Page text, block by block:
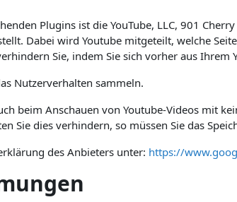
Plugins ist die YouTube, LLC, 901
Dabei wird Youtube mitgeteilt, welche
Sie, indem Sie sich vorher aus Ihrem
Nutzerverhalten sammeln.
beim Anschauen von Youtube-Videos mit
dies verhindern, so müssen Sie das
des Anbieters unter: https://